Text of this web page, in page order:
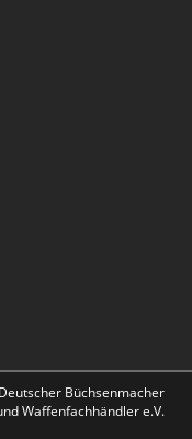
Büchsenmacher
Waffenfachhändler e.V.